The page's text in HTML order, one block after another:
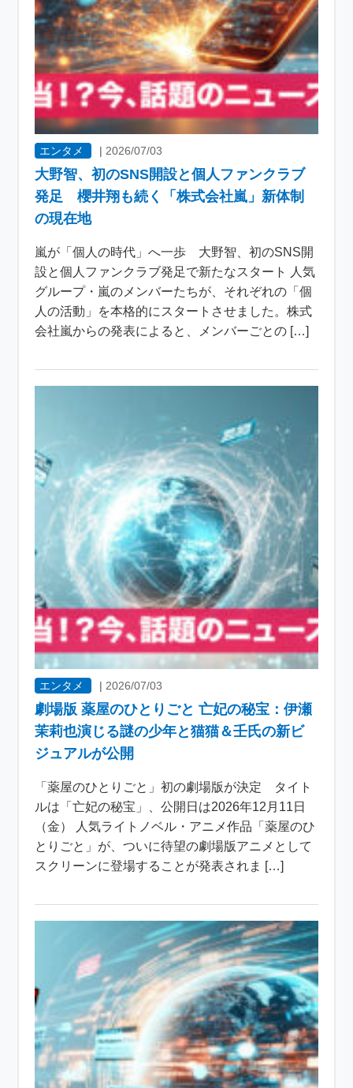
エンタメ | 2026/07/03
大野智、初のSNS開設と個人ファンクラブ
発足 櫻井翔も続く「株式会社嵐」新体制
の現在地
嵐が「個人の時代」へ一歩 大野智、初のSNS開
設と個人ファンクラブ発足で新たなスタート 人気
グループ・嵐のメンバーたちが、それぞれの「個
人の活動」を本格的にスタートさせました。株式
会社嵐からの発表によると、メンバーごとの […]
エンタメ |2026/07/03
劇場版 薬屋のひとりごと 亡妃の秘宝：伊瀬
茉莉也演じる謎の少年と猫猫＆壬氏の新ビ
ジュアルが公開
「薬屋のひとりごと」初の劇場版が決定 タイト
ルは「亡妃の秘宝」、公開日は2026年12月11日
（金） 人気ライトノベル・アニメ作品「薬屋のひ
とりごと」が、ついに待望の劇場版アニメとして
スクリーンに登場することが発表されま […]